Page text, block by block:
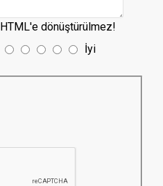
HTML'e dönüştürülmez!
İyi